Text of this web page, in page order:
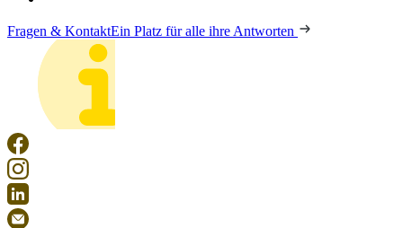
Fragen & KontaktEin Platz für alle ihre Antworten